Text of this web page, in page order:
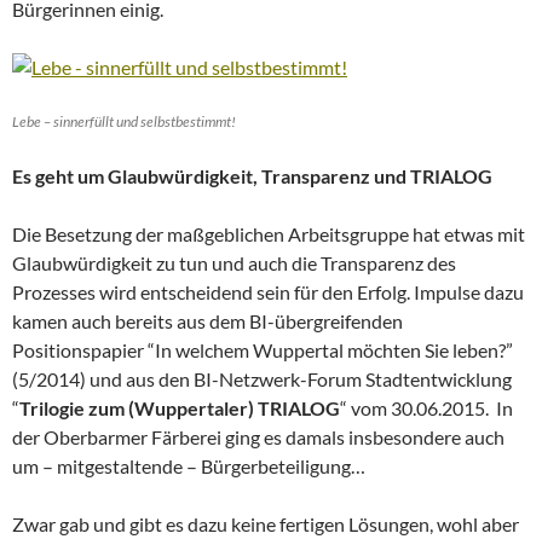
Bürgerinnen einig.
Lebe – sinnerfüllt und selbstbestimmt!
Es geht um Glaubwürdigkeit, Transparenz und TRIALOG
Die Besetzung der maßgeblichen Arbeitsgruppe hat etwas mit
Glaubwürdigkeit zu tun und auch die Transparenz des
Prozesses wird entscheidend sein für den Erfolg. Impulse dazu
kamen auch bereits aus dem BI-übergreifenden
Positionspapier “In welchem Wuppertal möchten Sie leben?”
(5/2014) und aus den BI-Netzwerk-Forum Stadtentwicklung
“Trilogie zum (Wuppertaler) TRIALOG“ vom 30.06.2015. In
der Oberbarmer Färberei ging es damals insbesondere auch
um – mitgestaltende – Bürgerbeteiligung…
Zwar gab und gibt es dazu keine fertigen Lösungen, wohl aber